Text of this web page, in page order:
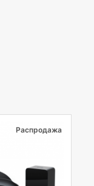
Распродажа